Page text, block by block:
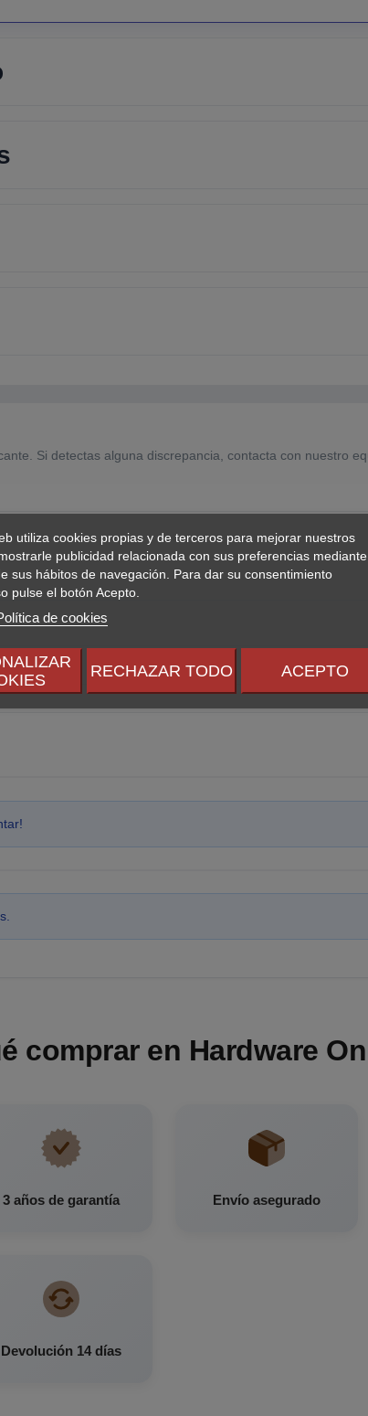
utiliza cookies propias y de terceros para mejorar nuestros
publicidad relacionada con sus preferencias mediante
sus hábitos de navegación. Para dar su consentimiento
pulse el botón Acepto.
de cookies
RECHAZAR TODO ACEPTO
Si detectas alguna discrepancia, contacta con nuestro
comprar en Hardware
3 años de garantía Envío asegurado
Devolución 14 días